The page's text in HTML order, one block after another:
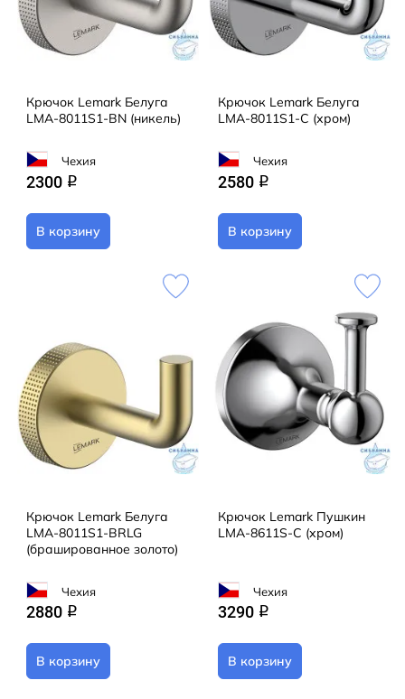
Крючок Lemark Белуга
LMA-8011S1-BN (никель)
Чехия
2300 q
В корзину
Крючок Lemark Белуга
LMA-8011S1-C (хром)
Чехия
2580 q
В корзину
Крючок Lemark Белуга
LMA-8011S1-BRLG
(брашированное золото)
Чехия
2880 q
В корзину
Крючок Lemark Пушкин
LMA-8611S-C (хром)
Чехия
3290 q
В корзину